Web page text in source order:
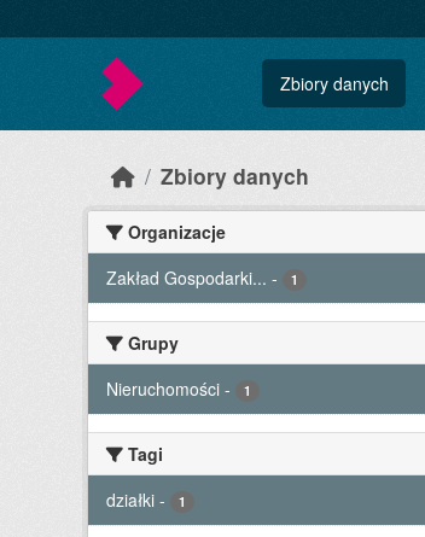
Zbiory danych
Zbiory danych
Organizacje
Zakład Gospodarki... - 1
Grupy
Nieruchomości - 1
Tagi
działki - 1